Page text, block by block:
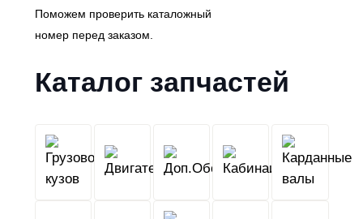
Поможем проверить каталожный
номер перед заказом.
Каталог запчастей
Грузовой
кузов
Двигатель Кабина